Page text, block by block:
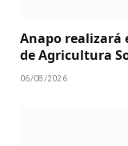
Anapo realizará
de Agricultura
06/08/2026